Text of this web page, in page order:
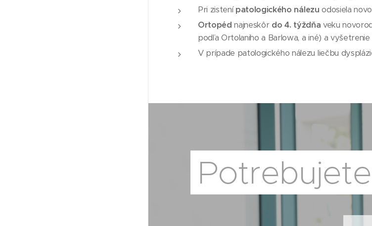
Pri zistenípatologického nálezu odosiela
Ortopéd najneskôr do 4. týždňa veku
podľa Ortolaniho a Barlowa, a iné) a
V prípade patologického nálezu liečbu